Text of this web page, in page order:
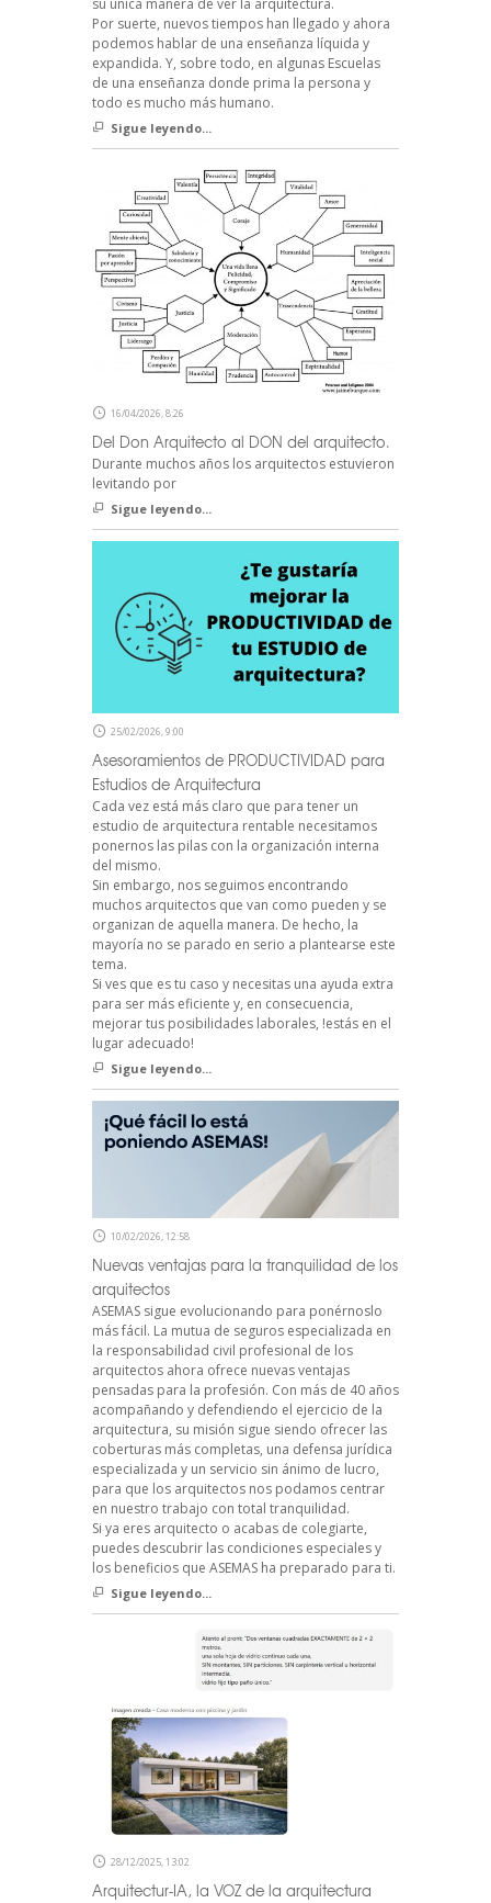
Por suerte, nuevos tiempos han llegado y ahora
podemos hablar de una enseñanza líquida y
expandida. Y, sobre todo, en algunas Escuelas
de una enseñanza donde prima la persona y
todo es mucho más humano.
Sigue leyendo...
16/04/2026, 8:26
Del Don Arquitecto al DON del arquitecto.
Durante muchos años los arquitectos estuvieron
levitando por
Sigue leyendo...
25/02/2026, 9:00
Asesoramientos de PRODUCTIVIDAD para
Estudios de Arquitectura
Cada vez está más claro que para tener un
estudio de arquitectura rentable necesitamos
ponernos las pilas con la organización interna
del mismo.
Sin embargo, nos seguimos encontrando
muchos arquitectos que van como pueden y se
organizan de aquella manera. De hecho, la
mayoría no se parado en serio a plantearse este
tema.
Si ves que es tu caso y necesitas una ayuda extra
para ser más eficiente y, en consecuencia,
mejorar tus posibilidades laborales, !estás en el
lugar adecuado!
Sigue leyendo...
10/02/2026, 12:58
Nuevas ventajas para la tranquilidad de los
arquitectos
ASEMAS sigue evolucionando para ponérnoslo
más fácil. La mutua de seguros especializada en
la responsabilidad civil profesional de los
arquitectos ahora ofrece nuevas ventajas
pensadas para la profesión. Con más de 40 años
acompañando y defendiendo el ejercicio de la
arquitectura, su misión sigue siendo ofrecer las
coberturas más completas, una defensa jurídica
especializada y un servicio sin ánimo de lucro,
para que los arquitectos nos podamos centrar
en nuestro trabajo con total tranquilidad.
Si ya eres arquitecto o acabas de colegiarte,
puedes descubrir las condiciones especiales y
los beneficios que ASEMAS ha preparado para ti.
Sigue leyendo...
28/12/2025, 13:02
Arquitectur-IA, la VOZ de la arquitectura